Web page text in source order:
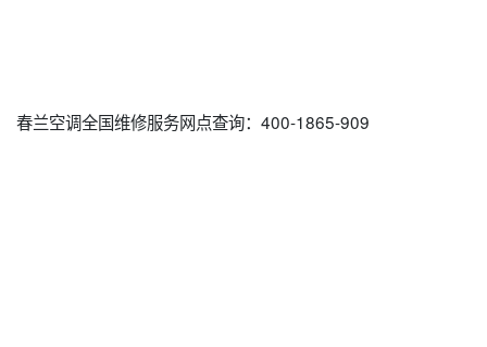
春兰空调全国维修服务网点查询：400-1865-909